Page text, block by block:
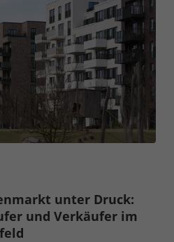
unter Druck:
und Verkäufer im